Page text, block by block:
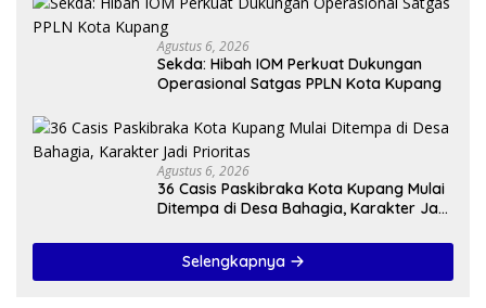
Agustus 6, 2026
Sekda: Hibah IOM Perkuat Dukungan
Operasional Satgas PPLN Kota Kupang
Agustus 6, 2026
36 Casis Paskibraka Kota Kupang Mulai
Ditempa di Desa Bahagia, Karakter Jadi
Selengkapnya